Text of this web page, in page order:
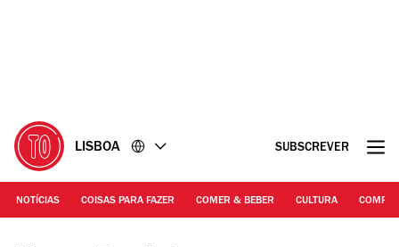
LISBOA SUBSCREVER
NOTÍCIAS COISAS PARA FAZER COMER & BEBER CULTURA
DR